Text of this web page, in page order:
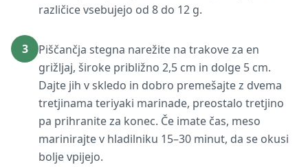
različice vsebujejo od 8 do 12 g.
3
Piščančja stegna narežite na trakove za en
grižljaj, široke približno 2,5 cm in dolge 5 cm.
Dajte jih v skledo in dobro premešajte z dvema
tretjinama teriyaki marinade, preostalo tretjino
pa prihranite za konec. Če imate čas, meso
marinirajte v hladilniku 15–30 minut, da se okusi
bolje vpijejo.